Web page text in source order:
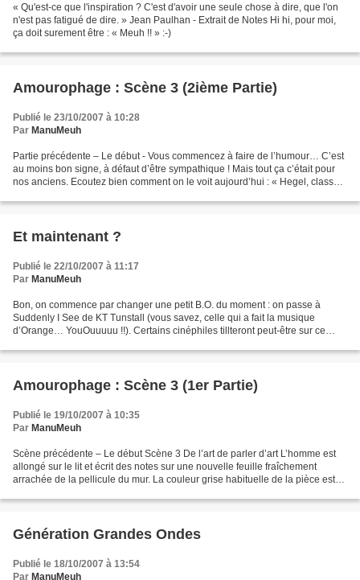
« Qu'est-ce que l'inspiration ? C'est d'avoir une seule chose à dire, que l'on
n'est pas fatigué de dire. » Jean Paulhan - Extrait de Notes Hi hi, pour moi,
ça doit surement être : « Meuh !! » :-)
Amourophage : Scène 3 (2ième Partie)
Publié le 23/10/2007 à 10:28
Par ManuMeuh
Partie précédente – Le début - Vous commencez à faire de l’humour… C’est
au moins bon signe, à défaut d’être sympathique ! Mais tout ça c’était pour
nos anciens. Ecoutez bien comment on le voit aujourd’hui : « Hegel, classe
Et maintenant ?
Publié le 22/10/2007 à 11:17
Par ManuMeuh
Bon, on commence par changer une petit B.O. du moment : on passe à
Suddenly I See de KT Tunstall (vous savez, celle qui a fait la musique
d’Orange… YouOuuuuu !!). Certains cinéphiles tillteront peut-être sur ce
Amourophage : Scène 3 (1er Partie)
Publié le 19/10/2007 à 10:35
Par ManuMeuh
Scène précédente – Le début Scène 3 De l’art de parler d’art L’homme est
allongé sur le lit et écrit des notes sur une nouvelle feuille fraîchement
arrachée de la pellicule du mur. La couleur grise habituelle de la pièce est
Génération Grandes Ondes
Publié le 18/10/2007 à 13:54
Par ManuMeuh